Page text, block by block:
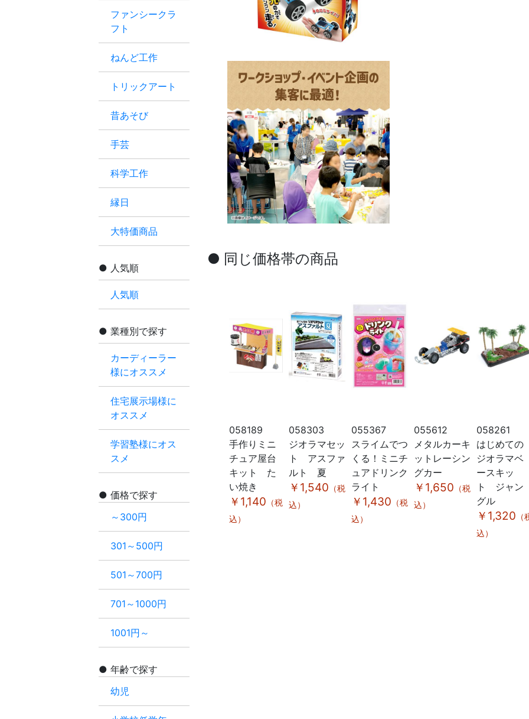
ファンシークラ
フト
ねんど工作
トリックアート
昔あそび
手芸
科学工作
縁日
大特価商品
人気順
人気順
業種別で探す
カーディーラー
様にオススメ
住宅展示場様に
オススメ
学習塾様にオス
スメ
価格で探す
～300円
301～500円
501～700円
701～1000円
1001円～
年齢で探す
幼児
● 同じ価格帯の商品
058189
手作りミニ
チュア屋台
キット た
い焼き
￥1,140 （税
込）
058303
ジオラマセッ
ト アスファ
ルト 夏
￥1,540 （税
込）
055367
スライムでつ
くる！ミニチ
ュアドリンク
ライト
￥1,430 （税
込）
055612
メタルカーキ
ットレーシン
グカー
￥1,650 （税
込）
058261
はじめての
ジオラマベ
ースキッ
ト ジャン
グル
￥1,320 （
込）